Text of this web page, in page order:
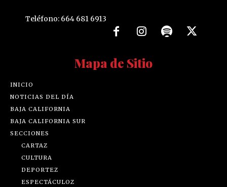
Teléfono: 664 681 6913
Mapa de Sitio
INICIO
NOTICIAS DEL DÍA
BAJA CALIFORNIA
BAJA CALIFORNIA SUR
SECCIONES
CARTAZ
CULTURA
DEPORTEZ
ESPECTÁCULOZ